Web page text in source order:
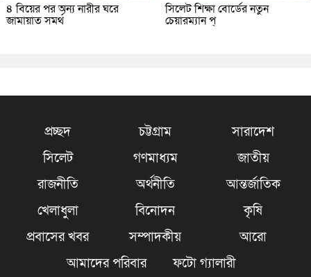
৪ বিয়ের পর অন্য নারীর ঘরে
জামায়াত সমর্থ
সিলেট শিক্ষা বোর্ডের নতুন
চেয়ারম্যান প্
প্রচ্ছদ চট্টগ্রাম
সারাদেশ
সিলেট
গণমাধ্যম
জাতীয়
রাজনীতি
অর্থনীতি
আন্তর্জাতিক
খেলাধুলা
বিনোদন
কৃষি
প্রবাসের খবর
সম্পাদকীয়
আরো
আমাদের পরিবার
ফটো গ্যালারী